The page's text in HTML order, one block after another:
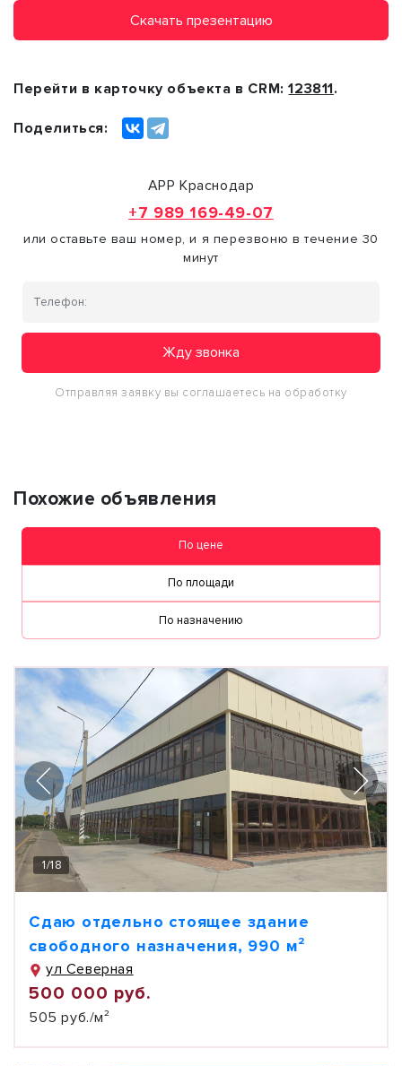
Скачать презентацию
Перейти в карточку объекта в CRM:123811.
Поделиться:
АРР Краснодар
+7 989 169-49-07
или оставьте ваш номер, и я перезвоню в течение 30
минут
Жду звонка
Отправляя заявку вы соглашаетесь на обработку
Похожие объявления
По цене
По площади
По назначению
1/18
Сдаю отдельно стоящее здание
свободного назначения, 990 м²
ул Северная
500 000 руб.
505 руб./м²